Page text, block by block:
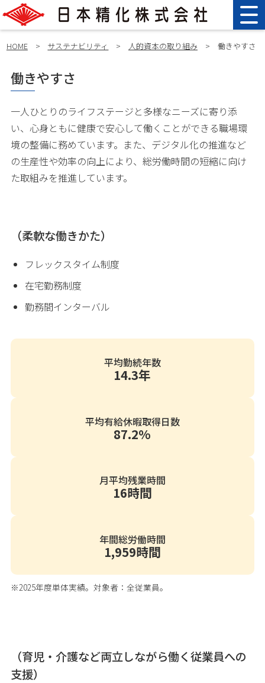
HOME > サステナビリティ > 人的資本の取り組み > 働きやすさ
働きやすさ
一人ひとりのライフステージと多様なニーズに寄り添
い、心身ともに健康で安心して働くことができる職場環
境の整備に務めています。また、デジタル化の推進など
の生産性や効率の向上により、総労働時間の短縮に向け
た取組みを推進しています。
（柔軟な働きかた）
フレックスタイム制度
在宅勤務制度
勤務間インターバル
平均勤続年数
14.3年
平均有給休暇取得日数
87.2%
月平均残業時間
16時間
年間総労働時間
1,959時間
※2025年度単体実績。対象者：全従業員。
（育児・介護など両立しながら働く従業員への
支援）